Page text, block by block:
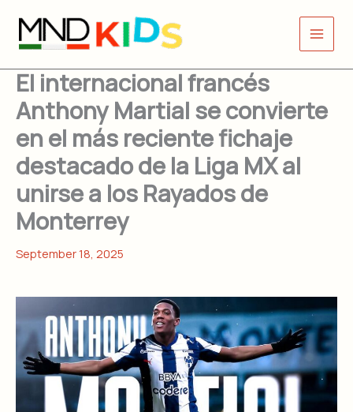
content
El internacional francés
Anthony Martial se convierte
en el más reciente fichaje
destacado de la Liga MX al
unirse a los Rayados de
Monterrey